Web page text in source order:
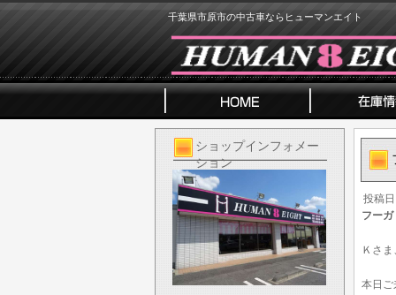
千葉県市原市の中古車ならヒューマンエイト
ショップインフォメー
ション
投稿日
フー
Ｋさ
本日ご